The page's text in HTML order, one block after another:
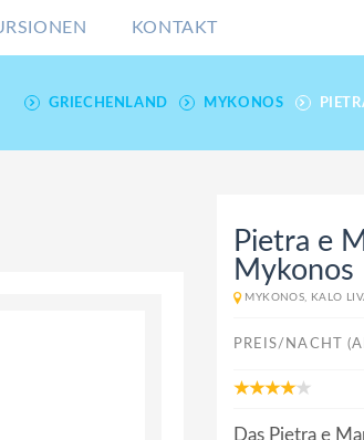
KONTAKT
GRIECHENLAND MYKONOS
Pietra e
Mykonos
MYKONOS, KALO
PREIS/NACHT
Das Pietra e